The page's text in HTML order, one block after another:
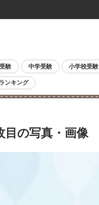
験 中学受験 小学校受験
ランキング
目の写真・画像